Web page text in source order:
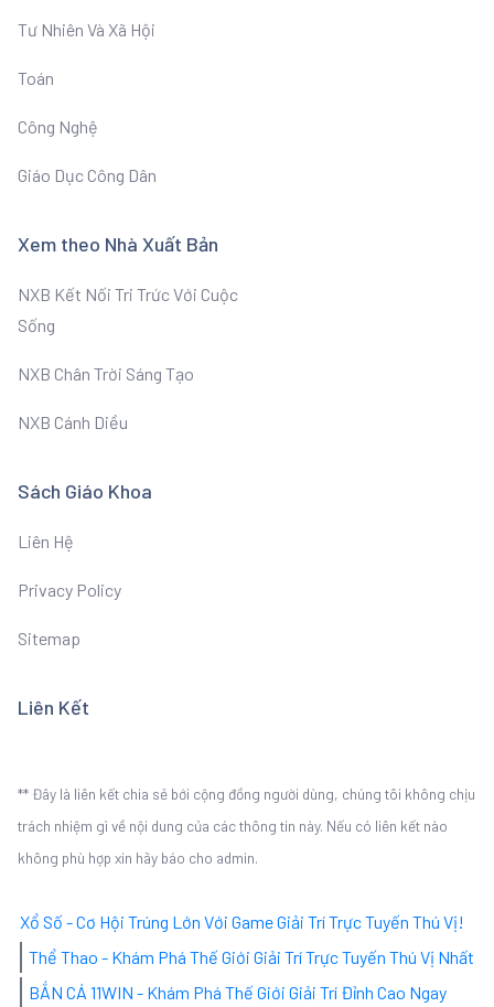
Tư Nhiên Và Xã Hội
Toán
Công Nghệ
Giáo Dục Công Dân
Xem theo Nhà Xuất Bản
NXB Kết Nối Tri Trức Với Cuộc
Sống
NXB Chân Trời Sáng Tạo
NXB Cánh Diều
Sách Giáo Khoa
Liên Hệ
Privacy Policy
Sitemap
Liên Kết
** Đây là liên kết chia sẻ bới cộng đồng người dùng, chúng tôi không chịu
trách nhiệm gì về nội dung của các thông tin này. Nếu có liên kết nào
không phù hợp xin hãy báo cho admin.
Xổ Số - Cơ Hội Trúng Lớn Với Game Giải Trí Trực Tuyến Thú Vị!
Thể Thao - Khám Phá Thế Giới Giải Trí Trực Tuyến Thú Vị Nhất
BẮN CÁ 11WIN - Khám Phá Thế Giới Giải Trí Đỉnh Cao Ngay